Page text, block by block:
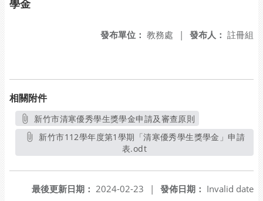
學金
發布人： 註冊組
發布單位： 教務處 |
相關附件
新竹市清寒優秀學生獎學金申請及審查原則
另開新視窗
表.odt
發佈日期： Invalid date
最後更新日期： 2024-02-23
|